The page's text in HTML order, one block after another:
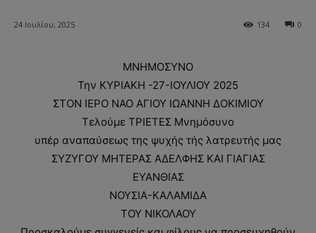
24 Ιουλίου, 2025 0
134
ΜΝΗΜΟΣΥΝΟ
Την ΚΥΡΙΑΚΗ -27-ΙΟΥΛΙΟΥ 2025
ΣΤΟΝ ΙΕΡΟ ΝΑΟ ΑΓΙΟΥ ΙΩΑΝΝΗ ΔΟΚΙΜΙΟΥ
Τελούμε ΤΡΙΕΤΕΣ Μνημόσυνο
υπέρ αναπαύσεως της ψυχής τής λατρευτής μας
ΣΥΖΥΓΟΥ ΜΗΤΕΡΑΣ ΑΔΕΛΦΗΣ ΚΑΙ ΓΙΑΓΙΑΣ
ΕΥΑΝΘΙΑΣ
ΝΟΥΣΙΑ-ΚΑΛΑΜΙΔΑ
ΤΟΥ ΝΙΚΟΛΑΟΥ